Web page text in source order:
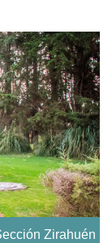
Zirahuén